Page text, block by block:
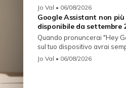
fun...
Jo Val • 06/08/2026
Google Assistant non più
disponibile da settembre
Quando pronuncerai "Hey
sul tuo dispositivo avrai
Gemin...
Jo Val • 06/08/2026